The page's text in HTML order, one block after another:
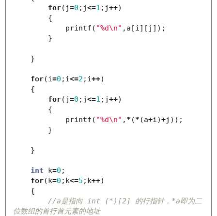
for( j=0 ; j<=1 ; j++)
{
printf ( "%d\n" , a [i][ j ]);
}
}
for(i=0 ; i<=2 ; i++)
{
for( j=0 ; j<=1 ; j++)
{
printf ( "%d\n" , * (* (a+i)+j ));
}
}
int k=0 ;
for(k=0 ; k<=5 ; k++)
{
//a是指向 int (*)[2] 的行指针，*a即为二
位数组的首行首元素的地址